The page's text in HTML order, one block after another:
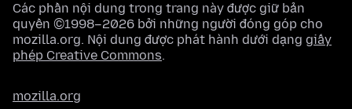
Các phần nội dung trong trang này được giữ bản
quyền ©1998–2026 bởi những người đóng góp cho
mozilla.org. Nội dung được phát hành dưới dạng giấy
phép Creative Commons.
mozilla.org